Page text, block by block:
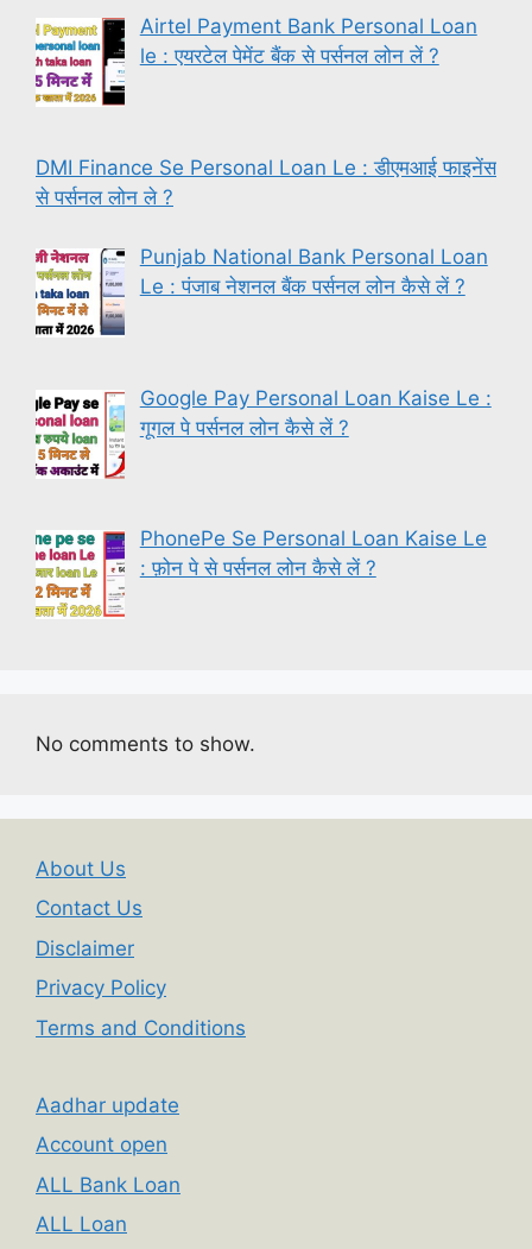
Airtel Payment Bank Personal Loan
le : एयरटेल पेमेंट बैंक से पर्सनल लोन लें ?
DMI Finance Se Personal Loan Le : डीएमआई फाइनेंस
से पर्सनल लोन ले ?
Punjab National Bank Personal Loan
Le : पंजाब नेशनल बैंक पर्सनल लोन कैसे लें ?
Google Pay Personal Loan Kaise Le :
गूगल पे पर्सनल लोन कैसे लें ?
PhonePe Se Personal Loan Kaise Le
: फ़ोन पे से पर्सनल लोन कैसे लें ?
No comments to show.
About Us
Contact Us
Disclaimer
Privacy Policy
Terms and Conditions
Aadhar update
Account open
ALL Bank Loan
ALL Loan